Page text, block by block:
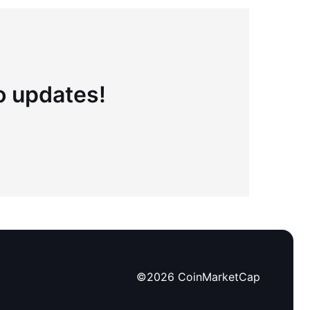
updates!
©2026 CoinMarketCap